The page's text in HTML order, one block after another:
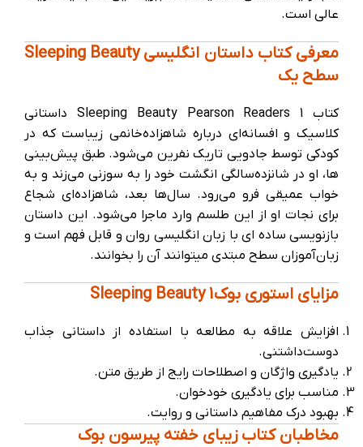
عالی است.
معرفی کتاب داستان انگلیسی Sleeping Beauty
سطح یک
کتاب 1 Sleeping Beauty Pearson Readers داستانی
کلاسیک و افسانه‌ای درباره شاهزاده‌خانمی زیباست که در
کودکی توسط جادویی تاریک نفرین می‌شود. طبق پیش‌بینی
ها، او در شانزده‌سالگی انگشت خود را به سوزنی می‌زند و به
خواب عمیقی فرو می‌رود. سال‌ها بعد، شاهزاده‌ای شجاع
برای نجات او از این طلسم وارد ماجرا می‌شود. این داستان
بازنویسی ساده‌ ای با زبان انگلیسی روان و قابل فهم است و
زبان‌آموزان سطح مبتدی میتوانند آن را بخوانند.
مزایای استوری بوک Sleeping Beauty 1
افزایش علاقه به مطالعه با استفاده از داستانی جذاب
دوست‌داشتنی.
یادگیری واژگان و اصطلاحات رایج از طریق متن.
مناسب برای یادگیری خودخوان.
بهبود درک مفاهیم داستانی و روایت.
مخاطبان کتاب زیبای خفته پیرسون بوک